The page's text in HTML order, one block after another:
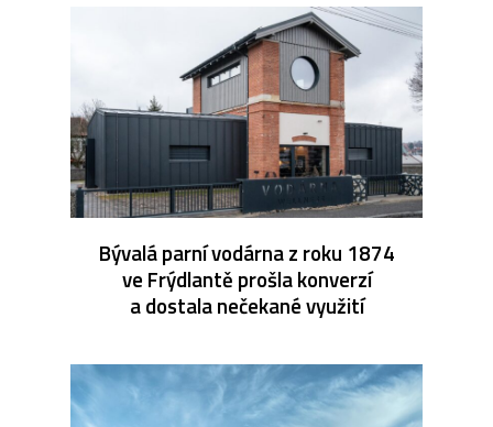
Bývalá parní vodárna z roku 1874
ve Frýdlantě prošla konverzí
a dostala nečekané využití